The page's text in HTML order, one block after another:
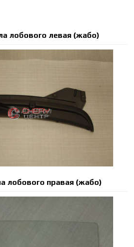
лобового левая (жабо)
лобового правая (жабо)